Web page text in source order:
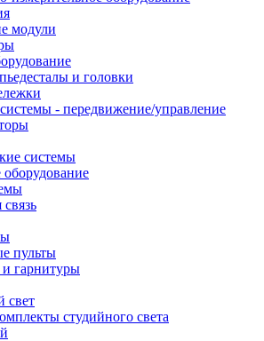
модули
и головки
- передвижение/управление
системы
пульты
гарнитуры
свет
студийного света